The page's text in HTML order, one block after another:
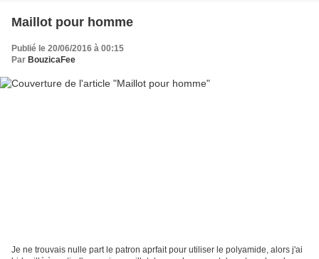
Maillot pour homme
Publié le 20/06/2016 à 00:15
Par BouzicaFee
Je ne trouvais nulle part le patron aprfait pour utiliser le polyamide, alors j'ai